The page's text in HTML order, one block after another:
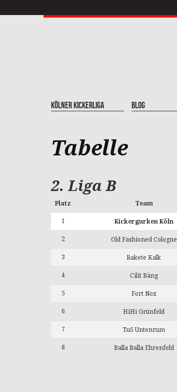
Kölner Kickerliga Blog
Tabelle
2. Liga B
Platz Team
1 Kickergurken Köln
2 Old Fashioned Cologne
3 Rakete Kalk
4 Cilit Bäng
5 Fort Nox
6 HiHi Grünfeld
7 TuS Untenrum
8 Balla Balla Ehrenfeld